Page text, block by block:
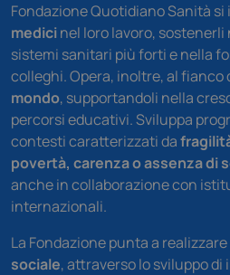
Fondazione Quotidiano Sanità si
medicinel loro lavoro,
sistemi sanitari più forti e nella
colleghi. Opera, inoltre, al fianco
mondo, supportandoli nella
percorsi educativi. Sviluppa
contesti caratterizzati da
povertà, carenza o assenza di
anche in collaborazione con
internazionali.
La Fondazione punta a realizzare
sociale, attraverso lo sviluppo di